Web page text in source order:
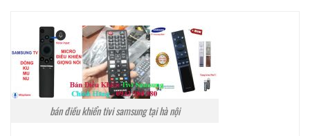
bán điều khiển tivi samsung tại hà nội